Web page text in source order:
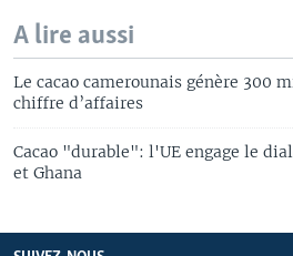
A lire aussi
Le cacao camerounais génère 300
chiffre d’affaires
Cacao "durable": l'UE engage le
et Ghana